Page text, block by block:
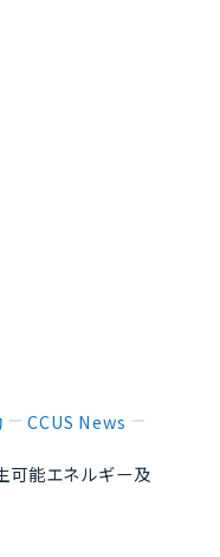
CCUS News
可能エネルギー及